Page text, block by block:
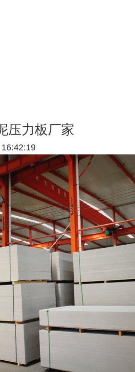
压力板厂家